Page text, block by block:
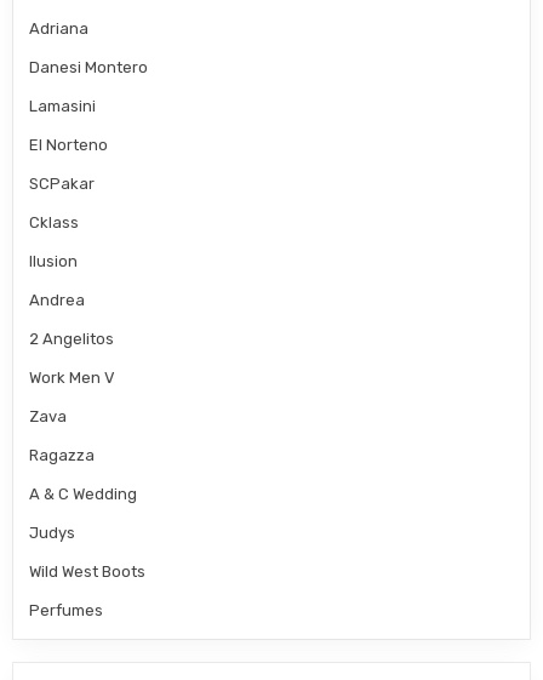
Adriana
Danesi Montero
Lamasini
El Norteno
SCPakar
Cklass
Ilusion
Andrea
2 Angelitos
Work Men V
Zava
Ragazza
A & C Wedding
Judys
Wild West Boots
Perfumes